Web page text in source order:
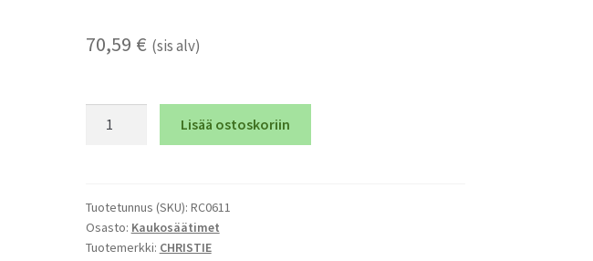
70,59 € (sis alv)
IR1081,
H
Series
Lisää ostoskoriin
Tuotetunnus (SKU): RC0611
Osasto: Kaukosäätimet
Tuotemerkki: CHRISTIE